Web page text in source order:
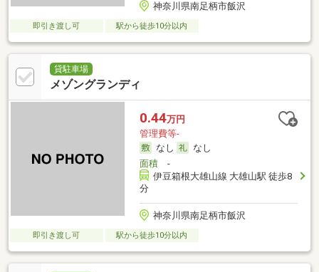
神奈川県南足柄市飯沢
即引き渡し可 駅から徒歩10分以内
貸駐車場
メゾングランディ
0.44万円
管理費等-
なし
なし
面積-
伊豆箱根大雄山線 大雄山駅 徒歩8
分
神奈川県南足柄市飯沢
即引き渡し可 駅から徒歩10分以内